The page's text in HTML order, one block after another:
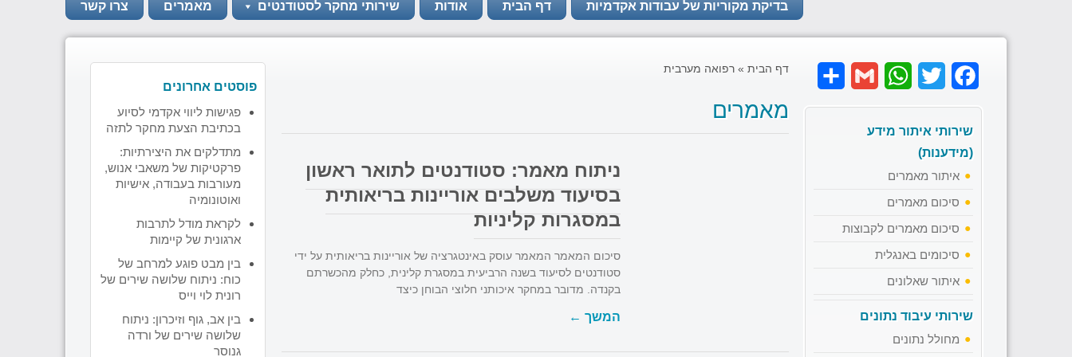
בדיקת מקוריות של עבודות אקדמיות דף הבית אודות שירותי מחקר לסטודנטים מאמרים צרו קשר
Facebook
Twitter
WhatsApp
Gmail
Share
שירותי איתור מידע
(מידענות)
איתור מאמרים
סיכום מאמרים
סיכום מאמרים לקבוצות
סיכומים באנגלית
איתור שאלונים
שירותי עיבוד נתונים
מחולל נתונים
דף הבית »רפואה מערבית
מאמרים
ניתוח מאמר: סטודנטים לתואר ראשון
בסיעוד משלבים אוריינות בריאותית
במסגרות קליניות
סיכום המאמר המאמר עוסק באינטגרציה של אוריינות בריאותית על ידי
סטודנטים לסיעוד בשנה הרביעית במסגרת קלינית, כחלק מהכשרתם
בקנדה. מדובר במחקר איכותני חלוצי הבוחן כיצד
המשך ←
פוסטים אחרונים
פגישות ליווי אקדמי לסיוע
בכתיבת הצעת מחקר לתזה
מתדלקים את היצירתיות:
פרקטיקות של משאבי אנוש,
מעורבות בעבודה, אישיות
ואוטונומיה
לקראת מודל לתרבות
ארגונית של קיימות
בין מבט פוגע למרחב של
כוח: ניתוח שלושה שירים של
רונית לוי וייס
בין אב, גוף וזיכרון: ניתוח
שלושה שירים של ורדה
גנוסר